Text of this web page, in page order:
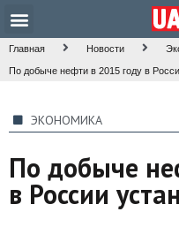
Главная Новости
По добыче нефти в 2015 году в
ЭКОНОМИКА
По добыче
в России